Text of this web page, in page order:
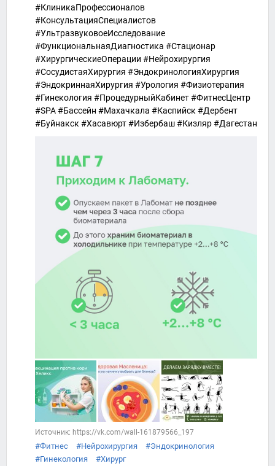
#КлиникаПрофессионалов
#КонсультацияСпециалистов
#УльтразвуковоеИсследование
#ФункциональнаяДиагностика #Стационар
#ХирургическиеОперации #Нейрохирургия
#СосудистаяХирургия #ЭндокринологияХирургия
#ЭндокриннаяХирургия #Урология #Физиотерапия
#Гинекология #ПроцедурныйКабинет #ФитнесЦентр
#SPA #Бассейн #Махачкала #Каспийск #Дербент
#Буйнакск #Хасавюрт #Избербаш #Кизляр #Дагестан
Источник: https://vk.com/wall-161879566_197
#Фитнес #Нейрохирургия
#Эндокринология
#Гинекология
#Хирург